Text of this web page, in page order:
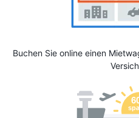
Buchen Sie online einen